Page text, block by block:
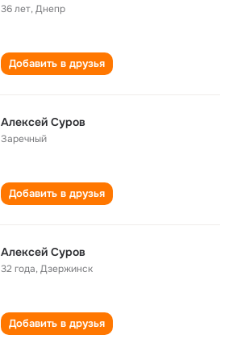
36 лет,Днепр
Добавить в друзья
Алексей Суров
Заречный
Добавить в друзья
Алексей Суров
32 года,Дзержинск
Добавить в друзья